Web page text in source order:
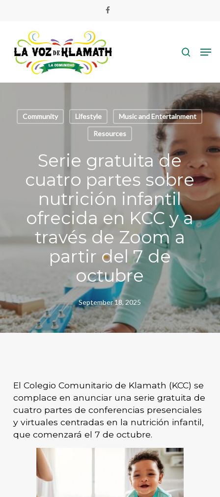
content
facebook
Community Lifestyle Music and Entertainment
Resources
Serie gratuita de
cuatro partes sobre
nutrición infantil
ofrecida en KCC y a
través de Zoom a
partir del 7 de
octubre
September 18, 2025
El Colegio Comunitario de Klamath (KCC) se
complace en anunciar una serie gratuita de
cuatro partes de conferencias presenciales
y virtuales centradas en la nutrición infantil,
que comenzará el 7 de octubre.